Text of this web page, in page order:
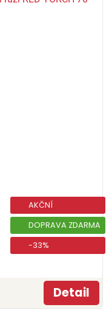
AKČNÍ
DOPRAVA ZDARMA
-33%
Detail